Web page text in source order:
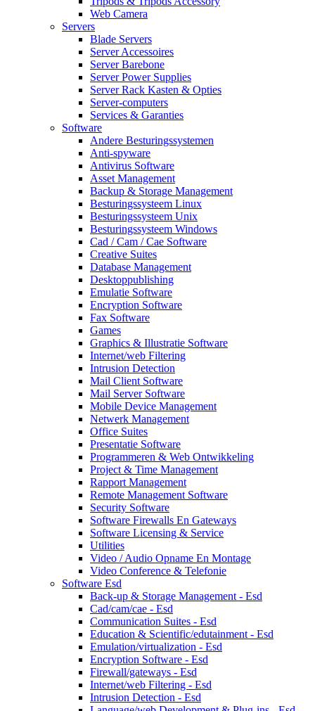
Web Camera
Servers
Blade Servers
Server Accessoires
Server Barebone
Server Power Supplies
Server Rack Kasten & Opties
Server-computers
Services & Garanties
Software
Andere Besturingssystemen
Anti-spyware
Antivirus Software
Asset Management
Backup & Storage Management
Besturingssysteem Linux
Besturingssysteem Unix
Besturingssysteem Windows
Cad / Cam / Cae Software
Creative Suites
Database Management
Desktoppublishing
Emulatie Software
Encryption Software
Fax Software
Games
Graphics & Illustratie Software
Internet/web Filtering
Intrusion Detection
Mail Client Software
Mail Server Software
Mobile Device Management
Netwerk Management
Office Suites
Presentatie Software
Programmeren & Web Ontwikkeling
Project & Time Management
Rapport Management
Remote Management Software
Security Software
Software Firewalls En Gateways
Software Licensing & Service
Utilities
Video / Audio Opname En Montage
Video Conference & Telefonie
Software Esd
Back-up & Storage Management - Esd
Cad/cam/cae - Esd
Communication Suites - Esd
Education & Scientific/edutainment - Esd
Emulation/virtualization - Esd
Encryption Software - Esd
Firewall/gateways - Esd
Internet/web Filtering - Esd
Intrusion Detection - Esd